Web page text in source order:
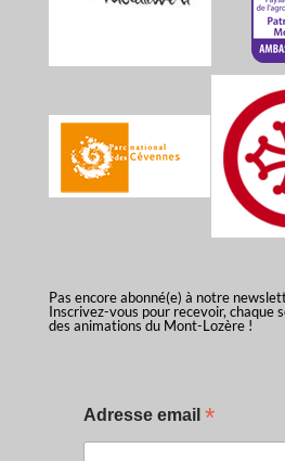
Pas encore abonné(e) à notre
Inscrivez-vous pour recevoir, chaque
des animations du Mont-Lozère !
Adresse email *